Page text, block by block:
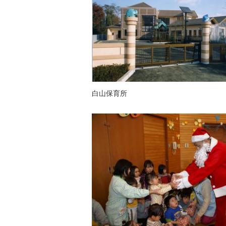
白山保育所